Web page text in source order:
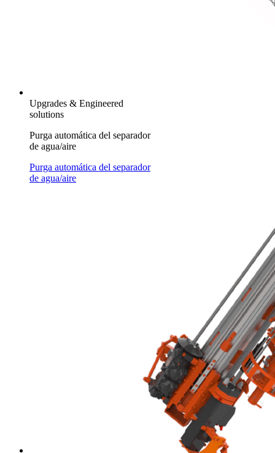
Upgrades & Engineered
solutions
Purga automática del separador
de agua/aire
Purga automática del separador
de agua/aire